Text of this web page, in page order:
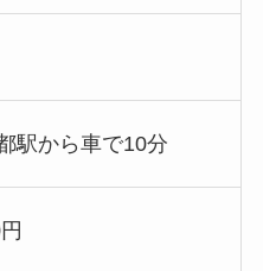
駅から車で10分